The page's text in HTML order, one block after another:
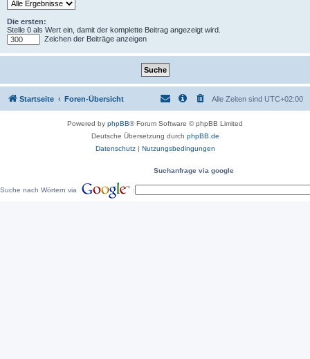
Die ersten:
Stelle 0 als Wert ein, damit der komplette Beitrag angezeigt wird.
Zeichen der Beiträge anzeigen
Startseite Foren-Übersicht Alle Zeiten sind UTC+02:00
Powered by phpBB® Forum Software © phpBB Limited
Deutsche Übersetzung durch phpBB.de
Datenschutz| Nutzungsbedingungen
Suchanfrage via google
Suche nach Wörtern via :